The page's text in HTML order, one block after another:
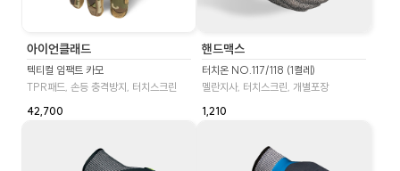
아이언클래드
텍티컬 임팩트 카모
TPR패드, 손등 충격방지, 터치스크린
42,700
핸드맥스
터치온 NO.117/118 (1켤레)
멜란지사, 터치스크린, 개별포장
1,210